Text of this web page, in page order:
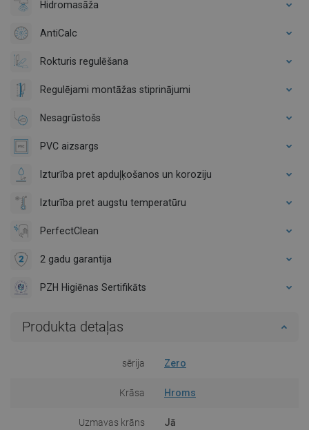
Hidromasāža
AntiCalc
Rokturis regulēšana
Regulējami montāžas stiprinājumi
Nesagrūstošs
PVC aizsargs
Izturība pret apduļķošanos un koroziju
Izturība pret augstu temperatūru
PerfectClean
2 gadu garantija
PZH Higiēnas Sertifikāts
Produkta detaļas
sērija Zero
Krāsa Hroms
Uzmavas krāns Jā